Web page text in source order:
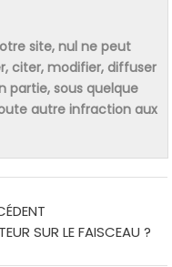
site, nul ne peut
citer, modifier, diffuser
partie, sous quelque
autre infraction aux
SUR LE FAISCEAU ?